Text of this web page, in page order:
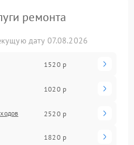
ремонта
дату 07.08.2026
1520 р
1020 р
2520 р
1820 р